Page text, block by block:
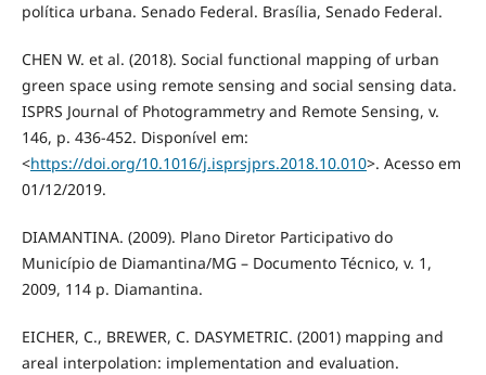
política urbana. Senado Federal. Brasília, Senado Federal.
CHEN W. et al. (2018). Social functional mapping of urban
green space using remote sensing and social sensing data.
ISPRS Journal of Photogrammetry and Remote Sensing, v.
146, p. 436-452. Disponível em:
<https://doi.org/10.1016/j.isprsjprs.2018.10.010>. Acesso em
01/12/2019.
DIAMANTINA. (2009). Plano Diretor Participativo do
Município de Diamantina/MG – Documento Técnico, v. 1,
2009, 114 p. Diamantina.
EICHER, C., BREWER, C. DASYMETRIC. (2001) mapping and
areal interpolation: implementation and evaluation.